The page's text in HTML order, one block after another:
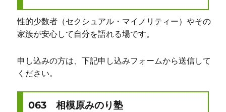
性的少数者（セクシュアル・マイノリティー）やその
家族が安心して自分を語れる場です。
申し込みの方は、下記申し込みフォームから送信して
ください。
063 相模原みのり塾